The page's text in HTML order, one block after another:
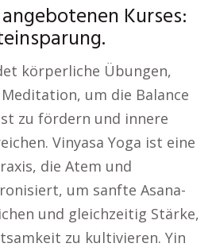
Kurses:
körperliche Übungen,
um die Balance
zu fördern und innere
Vinyasa Yoga ist eine
die Atem und
um sanfte Asana-
und gleichzeitig Stärke,
zu kultivieren. Yin